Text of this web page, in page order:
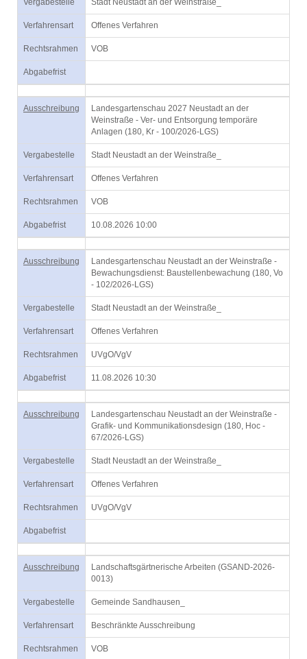
Vergabestelle Stadt Neustadt an der Weinstraße_
Verfahrensart Offenes Verfahren
Rechtsrahmen VOB
Abgabefrist
Ausschreibung
Landesgartenschau 2027 Neustadt an der
Weinstraße - Ver- und Entsorgung temporäre
Anlagen (180, Kr - 100/2026-LGS)
Vergabestelle Stadt Neustadt an der Weinstraße_
Verfahrensart Offenes Verfahren
Rechtsrahmen VOB
Abgabefrist 10.08.2026 10:00
Ausschreibung
Landesgartenschau Neustadt an der Weinstraße -
Bewachungsdienst: Baustellenbewachung (180, Vo
- 102/2026-LGS)
Vergabestelle Stadt Neustadt an der Weinstraße_
Verfahrensart Offenes Verfahren
Rechtsrahmen UVgO/VgV
Abgabefrist 11.08.2026 10:30
Ausschreibung
Landesgartenschau Neustadt an der Weinstraße -
Grafik- und Kommunikationsdesign (180, Hoc -
67/2026-LGS)
Vergabestelle Stadt Neustadt an der Weinstraße_
Verfahrensart Offenes Verfahren
Rechtsrahmen UVgO/VgV
Abgabefrist
Ausschreibung
Landschaftsgärtnerische Arbeiten (GSAND-2026-
0013)
Vergabestelle Gemeinde Sandhausen_
Verfahrensart Beschränkte Ausschreibung
Rechtsrahmen VOB